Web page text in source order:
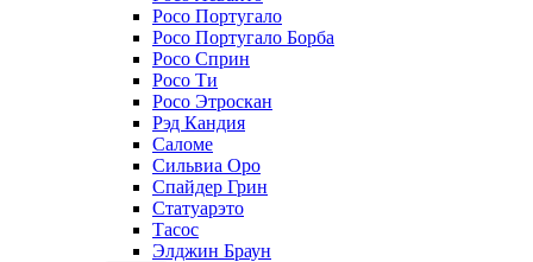
Росо Португало
Росо Португало Борба
Росо Сприн
Росо Ти
Росо Этроскан
Рэд Кандия
Саломе
Сильвиа Оро
Спайдер Грин
Статуарэто
Тасос
Элджин Браун